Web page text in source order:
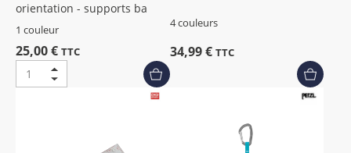
orientation - supports ba
1 couleur
25,00 € TTC
4 couleurs
34,99 € TTC